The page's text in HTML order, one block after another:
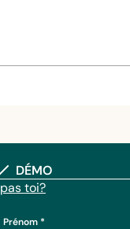
DÉMO
pas toi?
Prénom